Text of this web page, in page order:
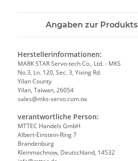
Angaben zur
Herstellerinformationen:
MARK STAR Servo-tech Co., Ltd. - MKS
No.3, Ln. 120, Sec. 3, Yixing Rd.
Yilan County
Yilan, Taiwan, 26054
sales@mks-servo.com.tw
verantwortliche Person:
MTTEC Handels GmbH
Albert-Einstein-Ring 7
Brandenburg
Kleinmachnow, Deutschland, 14532